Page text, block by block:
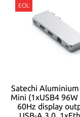
Satechi
Mini (1xUSB4
60Hz display